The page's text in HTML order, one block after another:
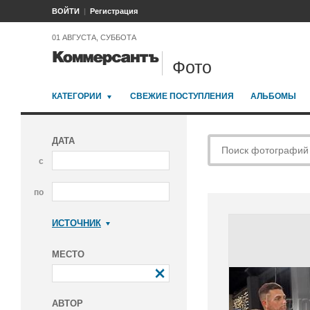
ВОЙТИ Регистрация
01 АВГУСТА, СУББОТА
Фото
КАТЕГОРИИ СВЕЖИЕ ПОСТУПЛЕНИЯ АЛЬБОМЫ
ДАТА
с
по
ИСТОЧНИК
МЕСТО
АВТОР